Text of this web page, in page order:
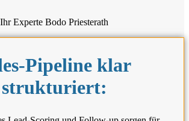
Ihr Experte Bodo Priesterath
Pipeline klar
strukturiert: